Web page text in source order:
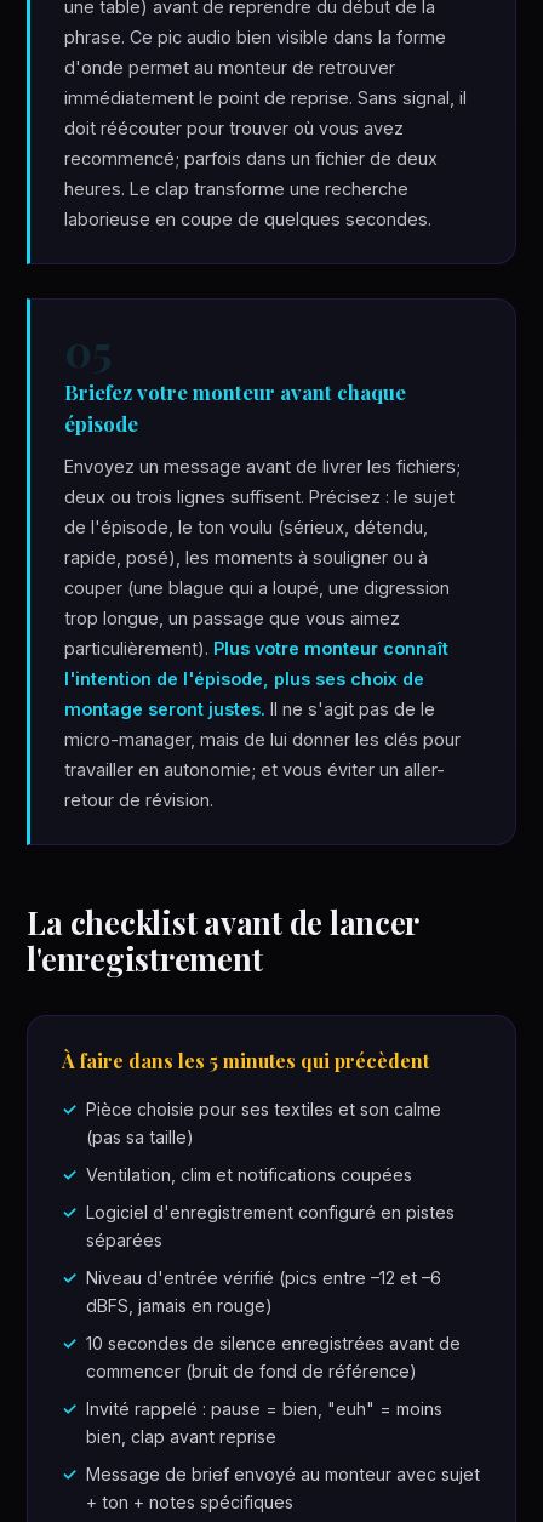
une table) avant de reprendre du début de la
phrase. Ce pic audio bien visible dans la forme
d'onde permet au monteur de retrouver
immédiatement le point de reprise. Sans signal, il
doit réécouter pour trouver où vous avez
recommencé; parfois dans un fichier de deux
heures. Le clap transforme une recherche
laborieuse en coupe de quelques secondes.
05
Briefez votre monteur avant chaque
épisode
Envoyez un message avant de livrer les fichiers;
deux ou trois lignes suffisent. Précisez : le sujet
de l'épisode, le ton voulu (sérieux, détendu,
rapide, posé), les moments à souligner ou à
couper (une blague qui a loupé, une digression
trop longue, un passage que vous aimez
particulièrement). Plus votre monteur connaît
l'intention de l'épisode, plus ses choix de
montage seront justes. Il ne s'agit pas de le
micro-manager, mais de lui donner les clés pour
travailler en autonomie; et vous éviter un aller-
retour de révision.
La checklist avant de lancer
l'enregistrement
À faire dans les 5 minutes qui précèdent
Pièce choisie pour ses textiles et son calme
(pas sa taille)
Ventilation, clim et notifications coupées
Logiciel d'enregistrement configuré en pistes
séparées
Niveau d'entrée vérifié (pics entre –12 et –6
dBFS, jamais en rouge)
10 secondes de silence enregistrées avant de
commencer (bruit de fond de référence)
Invité rappelé : pause = bien, "euh" = moins
bien, clap avant reprise
Message de brief envoyé au monteur avec sujet
+ ton + notes spécifiques